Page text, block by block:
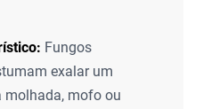
Fungos
exalar um
molhada, mofo ou